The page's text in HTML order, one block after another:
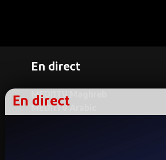
En direct
MEDI1TV Maghreb
MEDI1TV Arabic
En direct